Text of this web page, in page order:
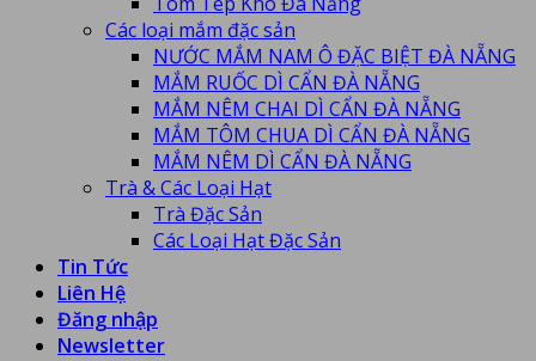
Các loại mắm đặc sản
NƯỚC MẮM NAM Ô ĐẶC BIỆT ĐÀ NẴNG
MẮM RUỐC DÌ CẨN ĐÀ NẴNG
MẮM NÊM CHAI DÌ CẨN ĐÀ NẴNG
MẮM TÔM CHUA DÌ CẨN ĐÀ NẴNG
MẮM NÊM DÌ CẨN ĐÀ NẴNG
Trà & Các Loại Hạt
Trà Đặc Sản
Các Loại Hạt Đặc Sản
Tin Tức
Liên Hệ
Đăng nhập
Newsletter